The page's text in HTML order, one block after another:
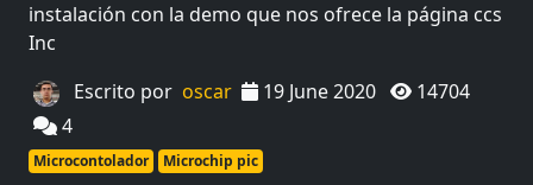
instalación con la demo que nos ofrece la página ccs
Inc
Escrito por oscar 19 June 2020
14704
4
Microcontolador Microchip pic